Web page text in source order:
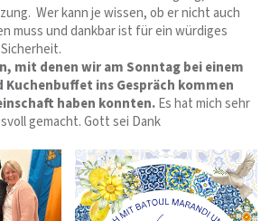
Wer kann je wissen, ob er nicht auch
muss und dankbar ist für ein würdiges
mit denen wir am Sonntag bei einem
Kuchenbuffet ins Gespräch kommen
haben konnten.Es hat mich sehr
gemacht. Gott sei Dank